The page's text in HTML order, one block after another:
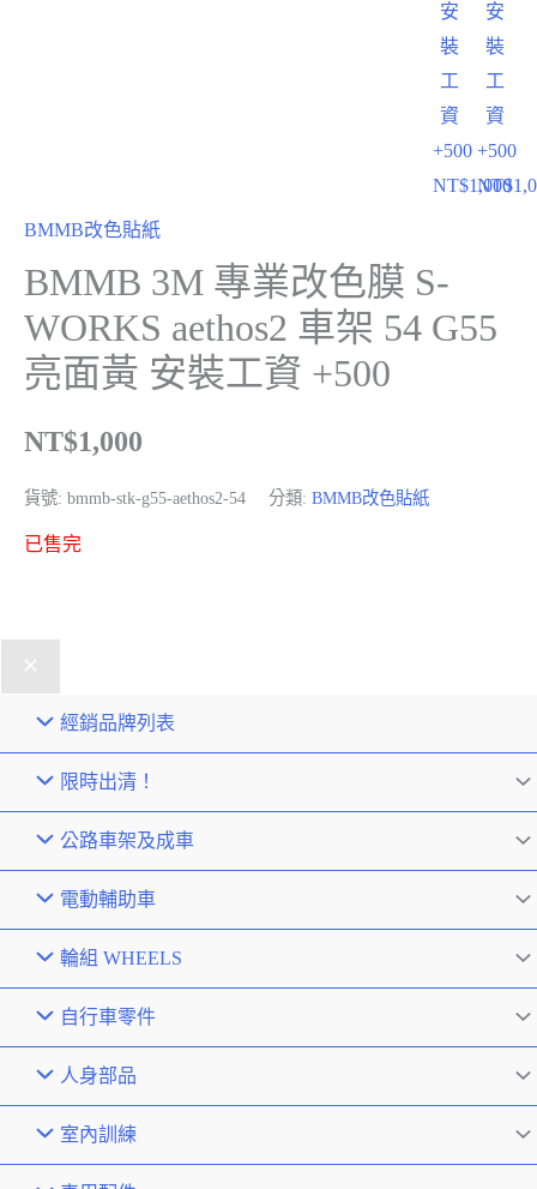
安
裝
工
資
+500
NT$1,000
安
裝
工
資
+500
NT$
BMMB改色貼紙
BMMB 3M 專業改色膜 S-
WORKS aethos2 車架 54 G55
亮面黃 安裝工資 +500
NT$1,000
貨號: bmmb-stk-g55-aethos2-54 分類: BMMB改色貼紙
已售完
經銷品牌列表
限時出清！
公路車架及成車
電動輔助車
輪組 WHEELS
自行車零件
人身部品
室內訓練